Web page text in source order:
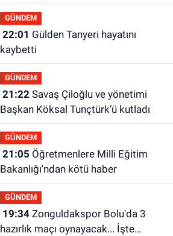
GÜNDEM
22:01
kaybetti
GÜNDEM
21:22Savaş Çiloğlu ve yönetimi
Başkan Köksal Tunçtürk’ü kutladı
GÜNDEM
21:05
Bakanlığı'ndan kötü haber
GÜNDEM
19:34Zonguldakspor Bolu'da 3
hazırlık maçı oynayacak... İşte